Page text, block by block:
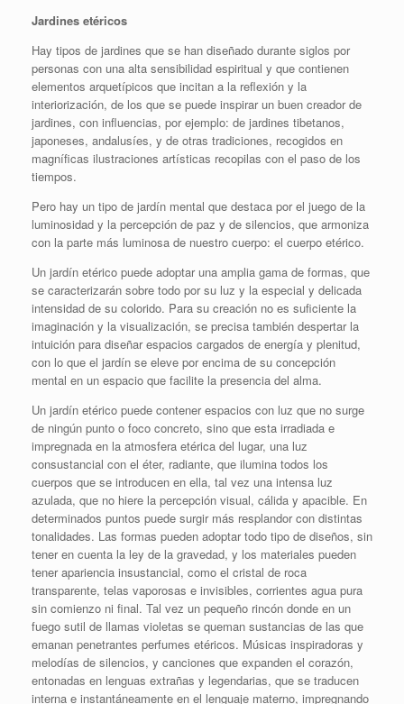
Jardines etéricos
Hay tipos de jardines que se han diseñado durante siglos por
personas con una alta sensibilidad espiritual y que contienen
elementos arquetípicos que incitan a la reflexión y la
interiorización, de los que se puede inspirar un buen creador de
jardines, con influencias, por ejemplo: de jardines tibetanos,
japoneses, andalusíes, y de otras tradiciones, recogidos en
magníficas ilustraciones artísticas recopilas con el paso de los
tiempos.
Pero hay un tipo de jardín mental que destaca por el juego de la
luminosidad y la percepción de paz y de silencios, que armoniza
con la parte más luminosa de nuestro cuerpo: el cuerpo etérico.
Un jardín etérico puede adoptar una amplia gama de formas, que
se caracterizarán sobre todo por su luz y la especial y delicada
intensidad de su colorido. Para su creación no es suficiente la
imaginación y la visualización, se precisa también despertar la
intuición para diseñar espacios cargados de energía y plenitud,
con lo que el jardín se eleve por encima de su concepción
mental en un espacio que facilite la presencia del alma.
Un jardín etérico puede contener espacios con luz que no surge
de ningún punto o foco concreto, sino que esta irradiada e
impregnada en la atmosfera etérica del lugar, una luz
consustancial con el éter, radiante, que ilumina todos los
cuerpos que se introducen en ella, tal vez una intensa luz
azulada, que no hiere la percepción visual, cálida y apacible. En
determinados puntos puede surgir más resplandor con distintas
tonalidades. Las formas pueden adoptar todo tipo de diseños, sin
tener en cuenta la ley de la gravedad, y los materiales pueden
tener apariencia insustancial, como el cristal de roca
transparente, telas vaporosas e invisibles, corrientes agua pura
sin comienzo ni final. Tal vez un pequeño rincón donde en un
fuego sutil de llamas violetas se queman sustancias de las que
emanan penetrantes perfumes etéricos. Músicas inspiradoras y
melodías de silencios, y canciones que expanden el corazón,
entonadas en lenguas extrañas y legendarias, que se traducen
interna e instantáneamente en el lenguaje materno, impregnando